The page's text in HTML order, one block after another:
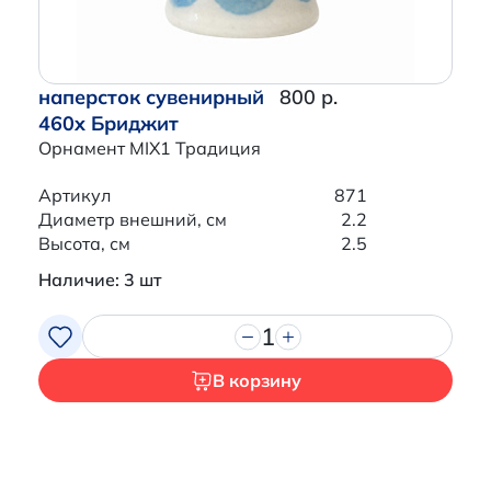
наперсток сувенирный
460x Бриджит
Орнамент MIX1 Традиция
800 р.
Артикул
871
Диаметр внешний, см
2.2
Высота, см
2.5
Наличие: 3 шт
1
В корзину